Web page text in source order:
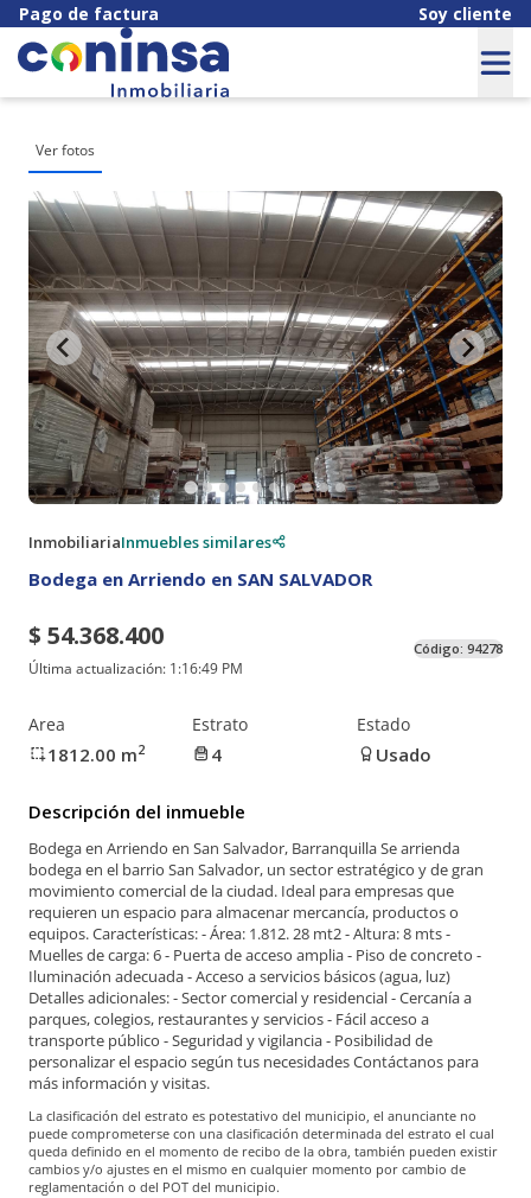
Pago de factura Soy cliente
Ver fotos
InmobiliariaInmuebles similares
Bodega en Arriendo en SAN SALVADOR
$ 54.368.400
Última actualización: 1:16:49 PM
Código: 94278
Area
1812.00 m2
Estrato
4
Estado
Usado
Descripción del inmueble
Bodega en Arriendo en San Salvador, Barranquilla Se arrienda
bodega en el barrio San Salvador, un sector estratégico y de gran
movimiento comercial de la ciudad. Ideal para empresas que
requieren un espacio para almacenar mercancía, productos o
equipos. Características: - Área: 1.812. 28 mt2 - Altura: 8 mts -
Muelles de carga: 6 - Puerta de acceso amplia - Piso de concreto -
Iluminación adecuada - Acceso a servicios básicos (agua, luz)
Detalles adicionales: - Sector comercial y residencial - Cercanía a
parques, colegios, restaurantes y servicios - Fácil acceso a
transporte público - Seguridad y vigilancia - Posibilidad de
personalizar el espacio según tus necesidades Contáctanos para
más información y visitas.
La clasificación del estrato es potestativo del municipio, el anunciante no
puede comprometerse con una clasificación determinada del estrato el cual
queda definido en el momento de recibo de la obra, también pueden existir
cambios y/o ajustes en el mismo en cualquier momento por cambio de
reglamentación o del POT del municipio.